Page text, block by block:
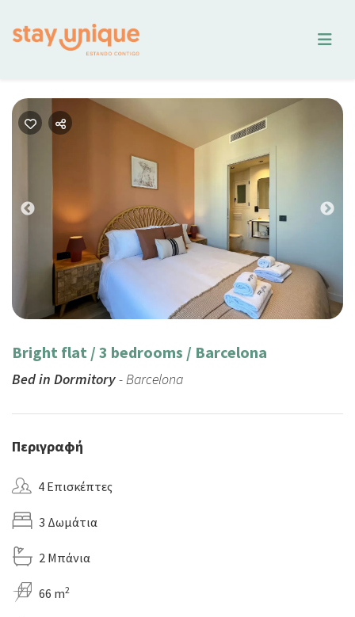
Previous
Bright flat / 3 bedrooms / Barcelona
Bed in Dormitory- Barcelona
Περιγραφή
4 Επισκέπτες
3 Δωμάτια
2 Μπάνια
66 m2